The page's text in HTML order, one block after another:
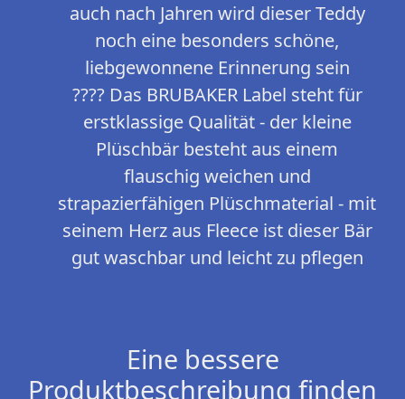
auch nach Jahren wird dieser Teddy
noch eine besonders schöne,
liebgewonnene Erinnerung sein
???? Das BRUBAKER Label steht für
erstklassige Qualität - der kleine
Plüschbär besteht aus einem
flauschig weichen und
strapazierfähigen Plüschmaterial - mit
seinem Herz aus Fleece ist dieser Bär
gut waschbar und leicht zu pflegen
Eine bessere
Produktbeschreibung finden